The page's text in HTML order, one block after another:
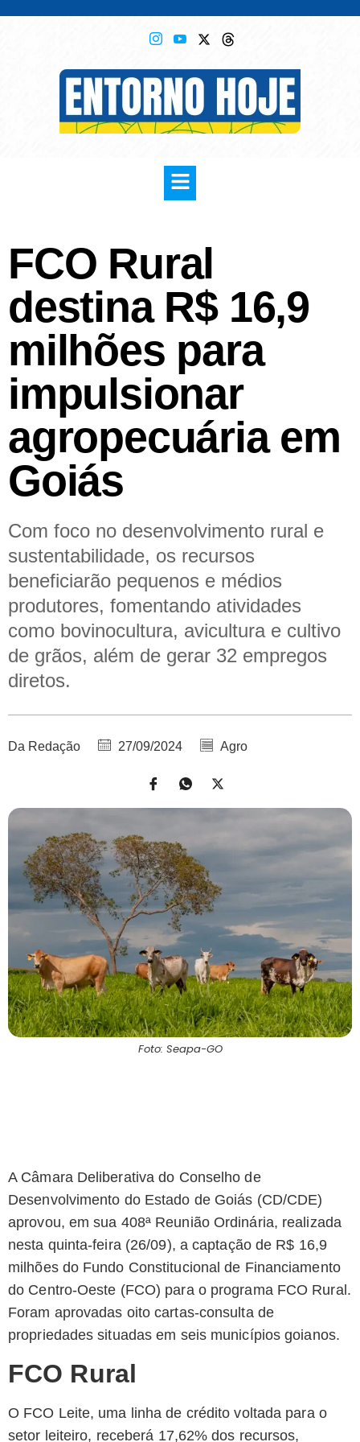
FCO Rural
destina R$ 16,9
milhões para
impulsionar
agropecuária em
Goiás
Com foco no desenvolvimento rural e
sustentabilidade, os recursos
beneficiarão pequenos e médios
produtores, fomentando atividades
como bovinocultura, avicultura e cultivo
de grãos, além de gerar 32 empregos
diretos.
Da Redação 27/09/2024 Agro
Foto: Seapa-GO
A Câmara Deliberativa do Conselho de
Desenvolvimento do Estado de Goiás (CD/CDE)
aprovou, em sua 408ª Reunião Ordinária, realizada
nesta quinta-feira (26/09), a captação de R$ 16,9
milhões do Fundo Constitucional de Financiamento
do Centro-Oeste (FCO) para o programa FCO Rural.
Foram aprovadas oito cartas-consulta de
propriedades situadas em seis municípios goianos.
FCO Rural
O FCO Leite, uma linha de crédito voltada para o
setor leiteiro, receberá 17,62% dos recursos,